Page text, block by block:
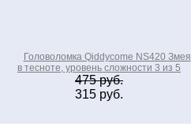
Головоломка Qiddycome NS420 Змея
в тесноте, уровень сложности 3 из 5
475 руб.
315 руб.